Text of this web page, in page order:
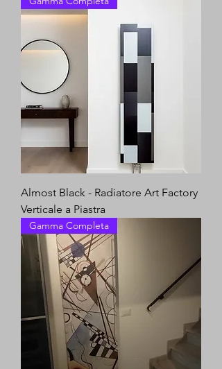
Almost Black - Radiatore Art Factory
Verticale a Piastra
Gamma Completa